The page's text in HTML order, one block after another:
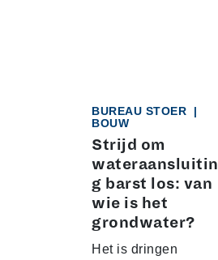
BUREAU STOER
|
BOUW
Strijd om
wateraansluitin
g barst los: van
wie is het
grondwater?
Het is dringen